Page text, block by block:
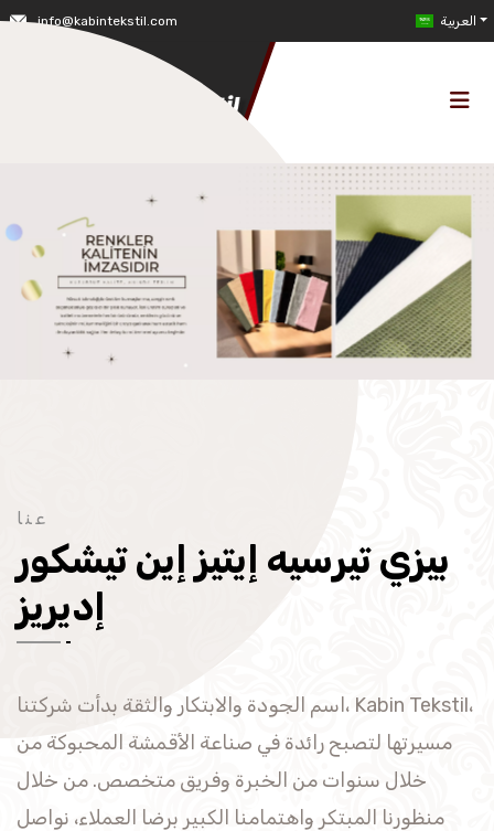
info@kabintekstil.com العربية
عنا
بيزي تيرسيه إيتيز إين تيشكور
إديريز
اسم الجودة والابتكار والثقة بدأت شركتنا، Kabin Tekstil،
مسيرتها لتصبح رائدة في صناعة الأقمشة المحبوكة من
خلال سنوات من الخبرة وفريق متخصص. من خلال
منظورنا المبتكر واهتمامنا الكبير برضا العملاء، نواصل